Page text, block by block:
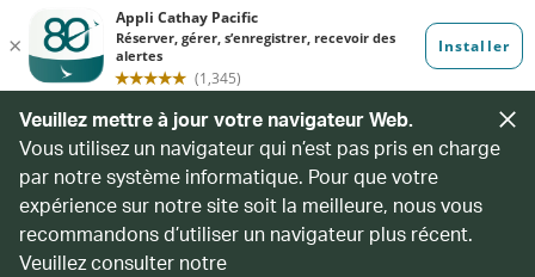
Veuillez mettre à jour votre navigateur Web.
Vous utilisez un navigateur qui n’est pas pris en charge
par notre système informatique. Pour que votre
expérience sur notre site soit la meilleure, nous vous
recommandons d’utiliser un navigateur plus récent.
Veuillez consulter notre